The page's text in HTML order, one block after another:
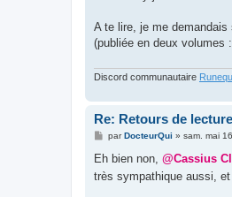
A te lire, je me
(publiée en deux volumes :
Discord communautaire
Re: Retours de
M
s
a
parDocteurQui » sam. mai
Eh bien non, @Cassius
très sympathique aussi,